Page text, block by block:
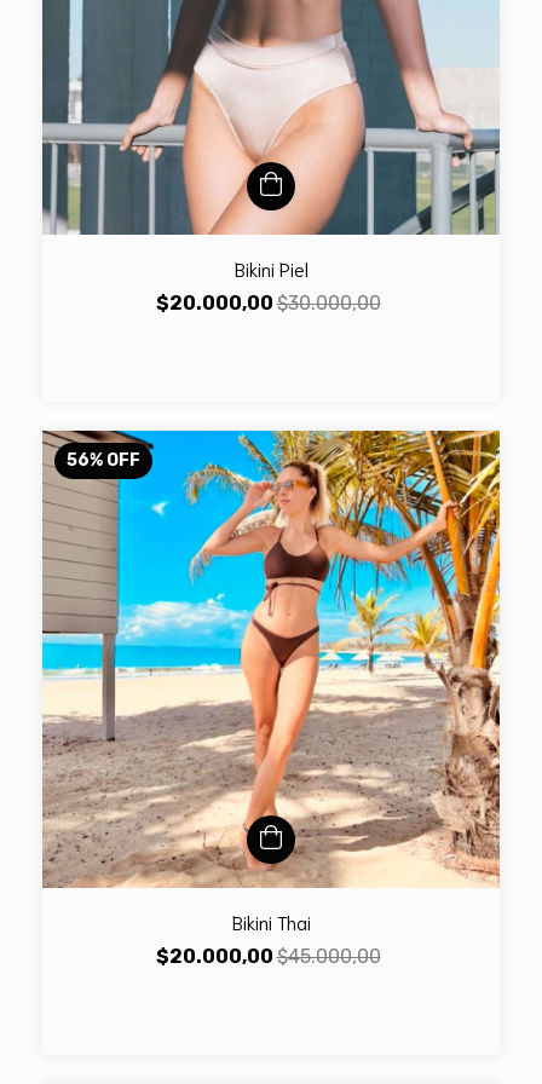
Bikini Piel
$20.000,00$30.000,00
56% OFF
Bikini Thai
$20.000,00$45.000,00